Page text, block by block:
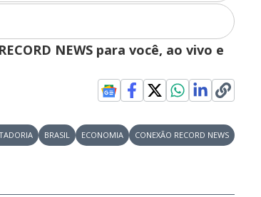
NEWS para você, ao vivo e
BRASIL ECONOMIA CONEXÃO RECORD NEWS